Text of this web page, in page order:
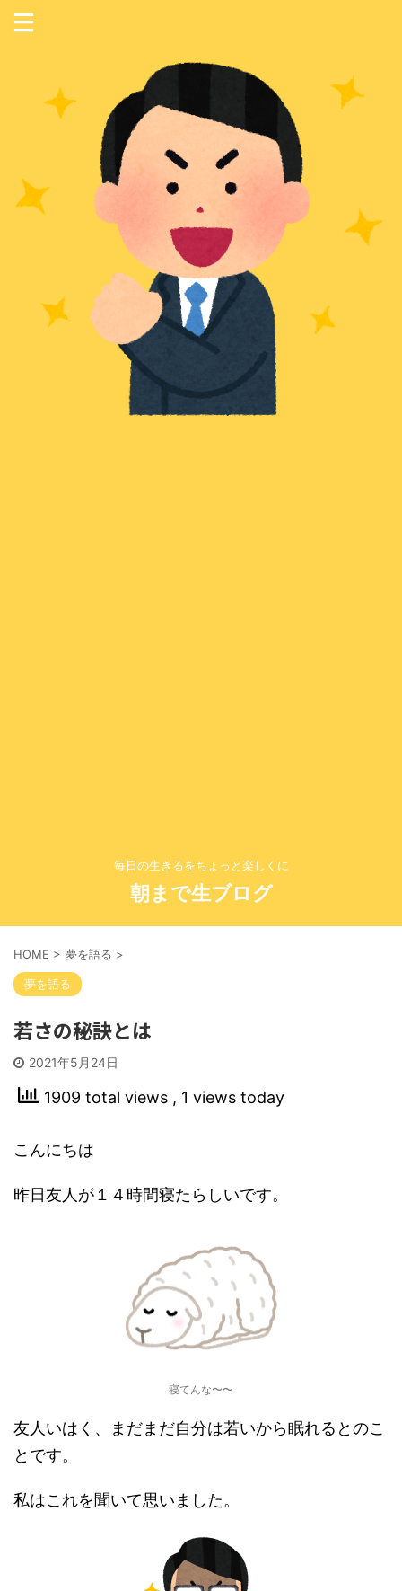
毎日の生きるをちょっと楽しくに
朝まで生ブログ
HOME > 夢を語る >
夢を語る
若さの秘訣とは
2021年5月24日
1909 total views , 1 views today
こんにちは
昨日友人が１４時間寝たらしいです。
寝てんな〜〜
友人いはく、まだまだ自分は若いから眠れるとのこ
とです。
私はこれを聞いて思いました。